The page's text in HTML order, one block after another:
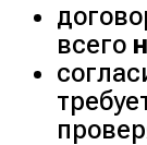
всего